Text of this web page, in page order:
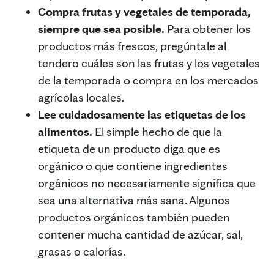
Compra frutas y vegetales de temporada,
siempre que sea posible. Para obtener los
productos más frescos, pregúntale al
tendero cuáles son las frutas y los vegetales
de la temporada o compra en los mercados
agrícolas locales.
Lee cuidadosamente las etiquetas de los
alimentos. El simple hecho de que la
etiqueta de un producto diga que es
orgánico o que contiene ingredientes
orgánicos no necesariamente significa que
sea una alternativa más sana. Algunos
productos orgánicos también pueden
contener mucha cantidad de azúcar, sal,
grasas o calorías.